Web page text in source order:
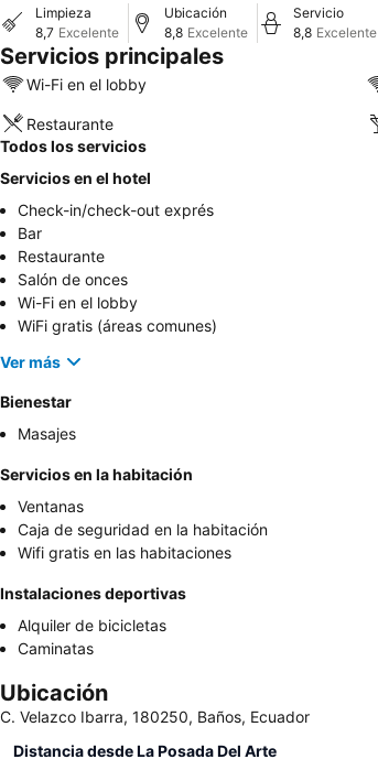
Limpieza
8,7 Excelente
Ubicación
8,8 Excelente
Servicio
8,8 Excelente
Servicios principales
Wi-Fi en el lobby
Restaurante
Todos los servicios
Servicios en el hotel
Check-in/check-out exprés
Bar
Restaurante
Salón de onces
Wi-Fi en el lobby
WiFi gratis (áreas comunes)
Ver más
Bienestar
Masajes
Servicios en la habitación
Ventanas
Caja de seguridad en la habitación
Wifi gratis en las habitaciones
Instalaciones deportivas
Alquiler de bicicletas
Caminatas
Ubicación
C. Velazco Ibarra, 180250, Baños, Ecuador
Distancia desde La Posada Del Arte